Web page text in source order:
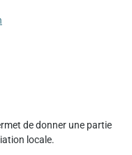
de donner une partie
locale.